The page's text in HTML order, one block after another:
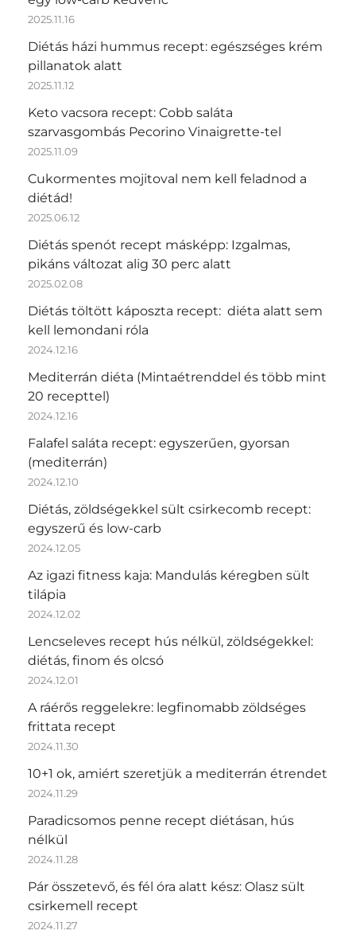
2025.11.16
Diétás házi hummus recept: egészséges krém
pillanatok alatt
2025.11.12
Keto vacsora recept: Cobb saláta
szarvasgombás Pecorino Vinaigrette-tel
2025.11.09
Cukormentes mojitoval nem kell feladnod a
diétád!
2025.06.12
Diétás spenót recept másképp: Izgalmas,
pikáns változat alig 30 perc alatt
2025.02.08
Diétás töltött káposzta recept: diéta alatt sem
kell lemondani róla
2024.12.16
Mediterrán diéta (Mintaétrenddel és több mint
20 recepttel)
2024.12.16
Falafel saláta recept: egyszerűen, gyorsan
(mediterrán)
2024.12.10
Diétás, zöldségekkel sült csirkecomb recept:
egyszerű és low-carb
2024.12.05
Az igazi fitness kaja: Mandulás kéregben sült
tilápia
2024.12.02
Lencseleves recept hús nélkül, zöldségekkel:
diétás, finom és olcsó
2024.12.01
A ráérős reggelekre: legfinomabb zöldséges
frittata recept
2024.11.30
10+1 ok, amiért szeretjük a mediterrán étrendet
2024.11.29
Paradicsomos penne recept diétásan, hús
nélkül
2024.11.28
Pár összetevő, és fél óra alatt kész: Olasz sült
csirkemell recept
2024.11.27